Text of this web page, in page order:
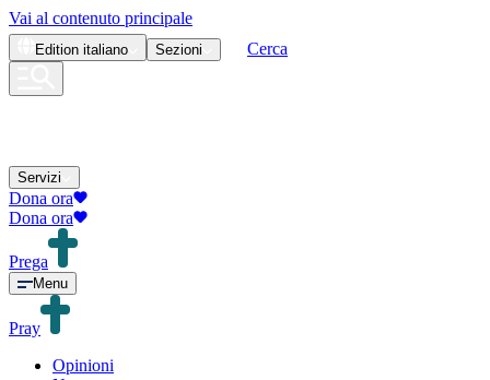
Vai al contenuto principale
Edition italiano Sezioni Cerca
Servizi
Dona ora
Dona ora
Prega
Menu
Pray
Opinioni